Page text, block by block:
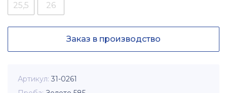
25,5 26
Заказ в производство
Артикул 31-0261